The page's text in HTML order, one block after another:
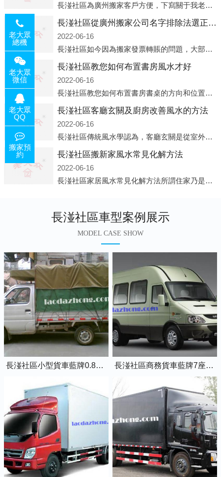
長湴社區為廣州搬家客戶方便，下寫關于我老大眾搬家公司接單的流程，九條給搬家朋友參考，了解搬家公司工序，免去搬家時的沒有準備好的工作，給您及時快速的搬好家。一．電話咨詢：專人接待客戶電話咨詢，初步了解客戶搬 家
長湴社區從廣州搬家公司名字排除法選正規公司
2022-06-16
長湴社區如今因為搬家發票轉賬的問題，大部分搬家公司都已經注冊了營業執照，早5年前基本上所謂的搬家公司都是無注冊狀態也就是無照營業，由于企業注冊量大增所以各種企業信息展示平臺如雨后春筍般遍地開花，如：天眼查，企
長湴社區教您如何布置書房風水才好
2022-06-16
長湴社區教您如何布置書房書桌的方向和位置風水中所說的方位，顧名思義包括方向和位置兩個概念，那么書桌的方向應該向著哪里呢？一般來說，將書桌對著門放置比較 好，比如您書房的門是向南的，就將書桌也向著門放置即可；這
長湴社區客廳玄關及廚房改善風水的方法
2022-06-16
長湴社區傳統風水學認為，客廳玄關是從室外進入客廳的必經之路，是進入客廳的緩沖區。它讓進入者靜氣斂神，同時也是引氣入室的必經之道。客廳的玄關除了有防泄、遮掩的風水作用之外，并且還有家居裝飾上的美化作用，因此它設
長湴社區搬新家風水常見化解方法
2022-06-16
長湴社區家居風水常見化解方法所謂住家乃是我們日常生活所在的地方，在那兒睡覺，也在那兒恢復白天工作的疲勞。并非經常有人常住的房子、辦公室之類，人們寢食不在那兒的建筑物，此種房子并非家居風水的對象。為什么呢?因為
長湴社區車型案例展示
MODEL CASE SHOW
長湴社區小型貨車藍牌0.8噸小卡車 長湴社區商務貨車藍牌7座依維柯全順車
老大眾
總機
老大眾
微信
老大眾
QQ
搬家預
約